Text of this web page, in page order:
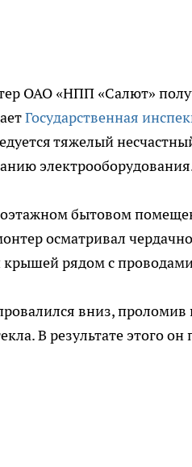
ОАО «НПП «Салют»
Государственная
тяжелый
бытовом
осматривал
рядом с
вниз,
В результате этого